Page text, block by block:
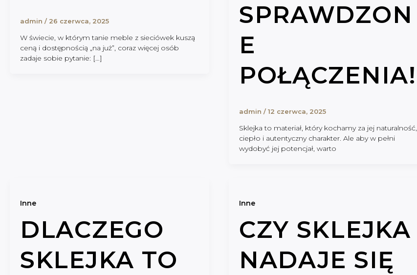
admin / 26 czerwca, 2025
W świecie, w którym tanie meble z sieciówek kuszą
ceną i dostępnością „na już”, coraz więcej osób
zadaje sobie pytanie: […]
SPRAWDZON
E
POŁĄCZENIA!
admin /12 czerwca, 2025
Sklejka to materiał, który kochamy za jej naturalność,
ciepło i autentyczny charakter. Ale aby w pełni
wydobyć jej potencjał, warto
Inne
DLACZEGO
SKLEJKA TO
Inne
CZY SKLEJKA
NADAJE SIĘ